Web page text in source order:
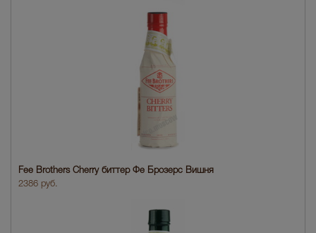
Fee Brothers Cherry биттер Фе Брозерс Вишня
2386 руб.